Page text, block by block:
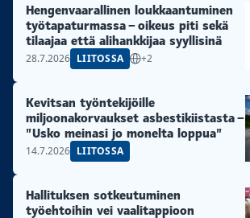
Hengenvaarallinen loukkaantuminen
työtapaturmassa – oikeus piti sekä
tilaajaa että alihankkijaa syyllisinä
28.7.2026 LIITOSSA +2
Kevitsan työntekijöille
miljoonakorvaukset asbestikiistasta –
”Usko meinasi jo monelta loppua”
14.7.2026 LIITOSSA
Hallituksen sotkeutuminen
työehtoihin vei vaalitappioon